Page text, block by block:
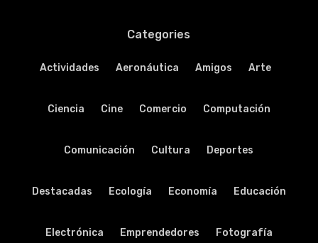
Categories
Actividades Aeronáutica Amigos Arte
Ciencia Cine Comercio Computación
Comunicación Cultura Deportes
Destacadas Ecología Economía Educación
Electrónica Emprendedores Fotografía